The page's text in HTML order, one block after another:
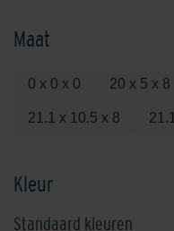
Maat
0 x 0 x 0 20 x 5 x 8
21.1 x 10.5 x 8
Kleur
Standaard kleuren